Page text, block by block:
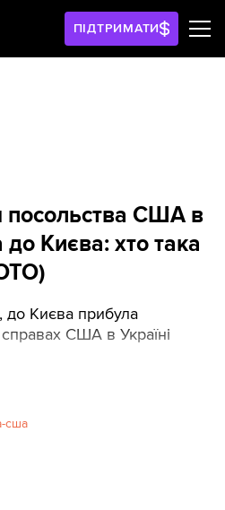
ПІДТРИМАТИ
посольства США в
до Києва: хто така
до Києва прибула
США в Україні
сша